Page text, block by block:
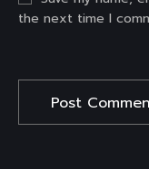
the next time I